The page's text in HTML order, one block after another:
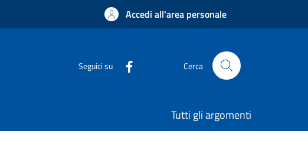
Accedi all'area personale
Seguici su Cerca
Tutti gli argomenti